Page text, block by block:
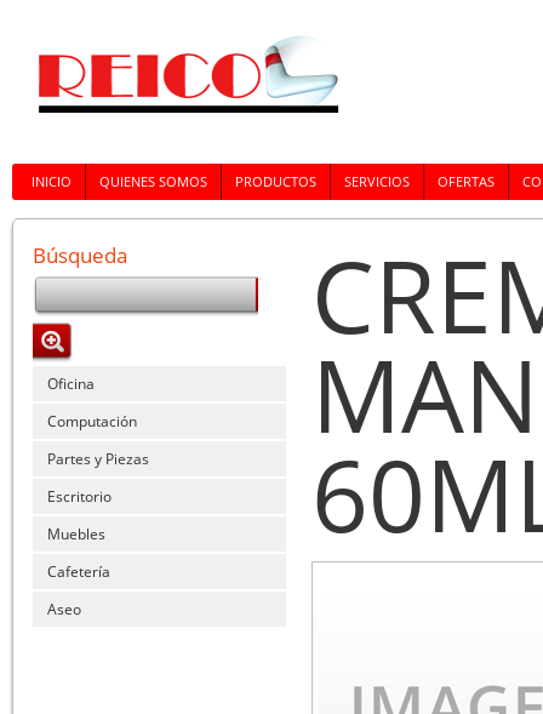
INICIO QUIENES SOMOS PRODUCTOS SERVICIOS OFERTAS
Búsqueda
Oficina
Computación
Partes y Piezas
Escritorio
Muebles
Cafetería
Aseo